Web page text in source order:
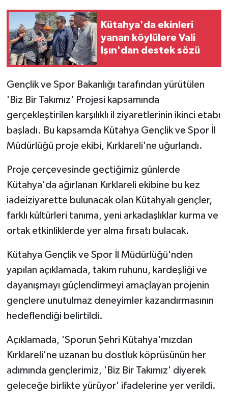
Kütahya'da ekinleri
yanan köylülere Vali
Işın'dan destek sözü
Gençlik ve Spor Bakanlığı tarafından yürütülen
'Biz Bir Takımız' Projesi kapsamında
gerçekleştirilen karşılıklı il ziyaretlerinin ikinci etabı
başladı. Bu kapsamda Kütahya Gençlik ve Spor İl
Müdürlüğü proje ekibi, Kırklareli'ne uğurlandı.
Proje çerçevesinde geçtiğimiz günlerde
Kütahya'da ağırlanan Kırklareli ekibine bu kez
iadeiziyarette bulunacak olan Kütahyalı gençler,
farklı kültürleri tanıma, yeni arkadaşlıklar kurma ve
ortak etkinliklerde yer alma fırsatı bulacak.
Kütahya Gençlik ve Spor İl Müdürlüğü'nden
yapılan açıklamada, takım ruhunu, kardeşliği ve
dayanışmayı güçlendirmeyi amaçlayan projenin
gençlere unutulmaz deneyimler kazandırmasının
hedeflendiği belirtildi.
Açıklamada, 'Sporun Şehri Kütahya'mızdan
Kırklareli'ne uzanan bu dostluk köprüsünün her
adımında gençlerimiz, 'Biz Bir Takımız' diyerek
geleceğe birlikte yürüyor' ifadelerine yer verildi.
GÜNDEM
Güvenlik
İNSAN
İş Dünyası
Kadın
KÜLTÜR SANAT
MAGAZİN
Otomobil
POLİTİKA
Sağlık
SİYASET
TEKNOLOJİ